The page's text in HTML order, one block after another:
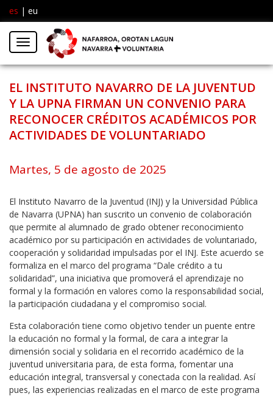
es | eu
Menú
EL INSTITUTO NAVARRO DE LA JUVENTUD
Y LA UPNA FIRMAN UN CONVENIO PARA
RECONOCER CRÉDITOS ACADÉMICOS POR
ACTIVIDADES DE VOLUNTARIADO
Martes, 5 de agosto de 2025
El Instituto Navarro de la Juventud (INJ) y la Universidad Pública
de Navarra (UPNA) han suscrito un convenio de colaboración
que permite al alumnado de grado obtener reconocimiento
académico por su participación en actividades de voluntariado,
cooperación y solidaridad impulsadas por el INJ. Este acuerdo se
formaliza en el marco del programa “Dale crédito a tu
solidaridad”, una iniciativa que promoverá el aprendizaje no
formal y la formación en valores como la responsabilidad social,
la participación ciudadana y el compromiso social.
Esta colaboración tiene como objetivo tender un puente entre
la educación no formal y la formal, de cara a integrar la
dimensión social y solidaria en el recorrido académico de la
juventud universitaria para, de esta forma, fomentar una
educación integral, transversal y conectada con la realidad. Así
pues, las experiencias realizadas en el marco de este programa